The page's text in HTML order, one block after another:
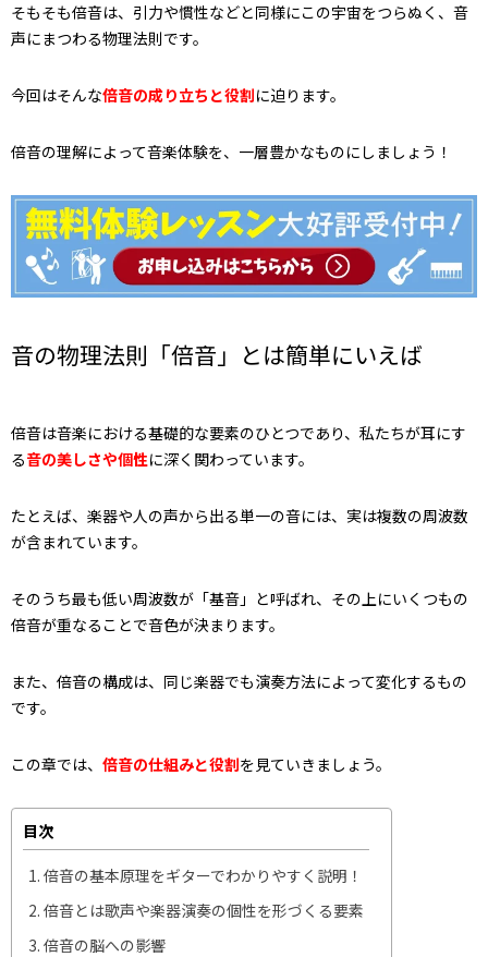
そもそも倍音は、引力や慣性などと同様にこの宇宙をつらぬく、音
声にまつわる物理法則です。
今回はそんな倍音の成り立ちと役割に迫ります。
倍音の理解によって音楽体験を、一層豊かなものにしましょう！
音の物理法則「倍音」とは簡単にいえば
倍音は音楽における基礎的な要素のひとつであり、私たちが耳にす
る音の美しさや個性に深く関わっています。
たとえば、楽器や人の声から出る単一の音には、実は複数の周波数
が含まれています。
そのうち最も低い周波数が「基音」と呼ばれ、その上にいくつもの
倍音が重なることで音色が決まります。
また、倍音の構成は、同じ楽器でも演奏方法によって変化するもの
です。
この章では、 倍音の仕組みと役割を見ていきましょう。
目次
倍音の基本原理をギターでわかりやすく説明！
倍音とは歌声や楽器演奏の個性を形づくる要素
倍音の脳への影響